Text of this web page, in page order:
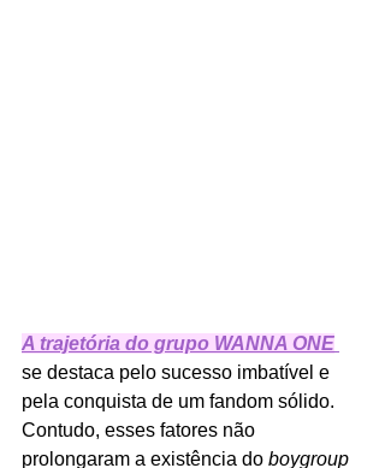
A trajetória do grupo WANNA ONE
se destaca pelo sucesso imbatível e
pela conquista de um fandom sólido.
Contudo, esses fatores não
prolongaram a existência do boygroup